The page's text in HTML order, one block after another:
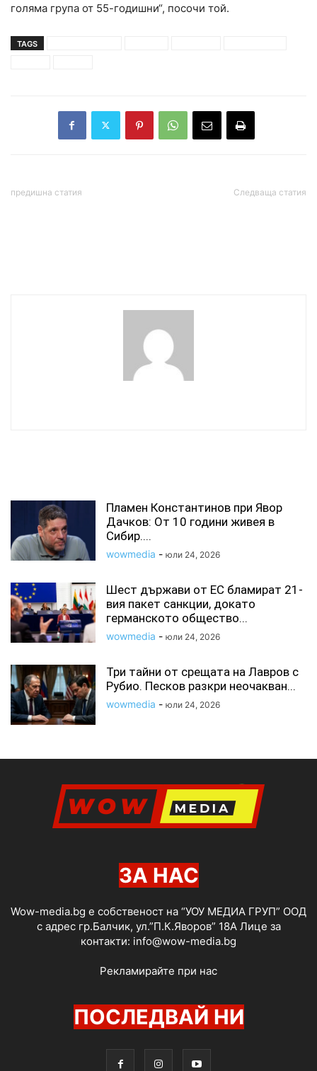
голяма група от 55-годишни“, посочи той.
TAGS
предишна статия Следваща статия
Пламен Константинов при Явор
Дачков: От 10 години живея в
Сибир....
wowmedia - юли 24, 2026
Шест държави от ЕС бламират 21-
вия пакет санкции, докато
германското общество...
wowmedia - юли 24, 2026
Три тайни от срещата на Лавров с
Рубио. Песков разкри неочакван...
wowmedia - юли 24, 2026
ЗА НАС
Wow-media.bg е собственост на “УОУ МЕДИА ГРУП” ООД
с адрес гр.Балчик, ул.”П.К.Яворов” 18А Лице за
контакти: info@wow-media.bg
Рекламирайте при нас
ПОСЛЕДВАЙ НИ